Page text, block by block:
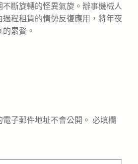
斷旋轉的怪異氣旋。辦事機械人
程租賃的情勢反復應用，將年夜
累贅。
子郵件地址不會公開。 必填欄